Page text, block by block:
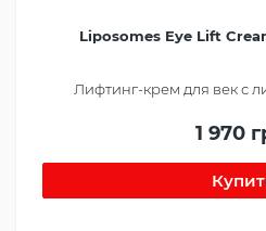
Liposomes Eye Lift
Лифтинг-крем для век с
1 970